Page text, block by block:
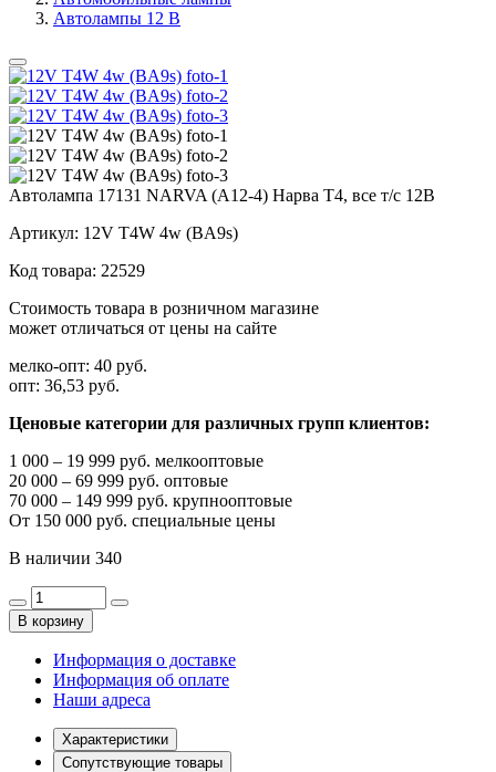
Автолампы 12 В
Автолампа 17131 NARVA (А12-4) Нарва Т4, все т/с 12В
Артикул: 12V T4W 4w (BA9s)
Код товара: 22529
Стоимость товара в розничном магазине
может отличаться от цены на сайте
мелко-опт: 40 руб.
опт: 36,53 руб.
Ценовые категории для различных групп клиентов:
1 000 – 19 999 руб. мелкооптовые
20 000 – 69 999 руб. оптовые
70 000 – 149 999 руб. крупнооптовые
От 150 000 руб. специальные цены
В наличии 340
В корзину
Информация о доставке
Информация об оплате
Наши адреса
Характеристики
Сопутствующие товары